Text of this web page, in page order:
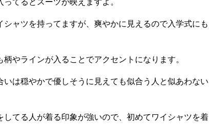
てるとスーツが映えますよ。
ャツを持ってますが、爽やかに見えるので入学式にも
やラインが入ることでアクセントになります。
は穏やかで優しそうに見えても似合う人と似あわない
してる人が着る印象が強いので、初めてワイシャツを着